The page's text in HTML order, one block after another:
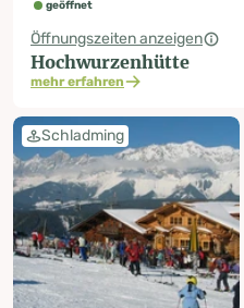
geöffnet
Öffnungszeiten anzeigen
Hochwurzenhütte
mehr erfahren
Schladming